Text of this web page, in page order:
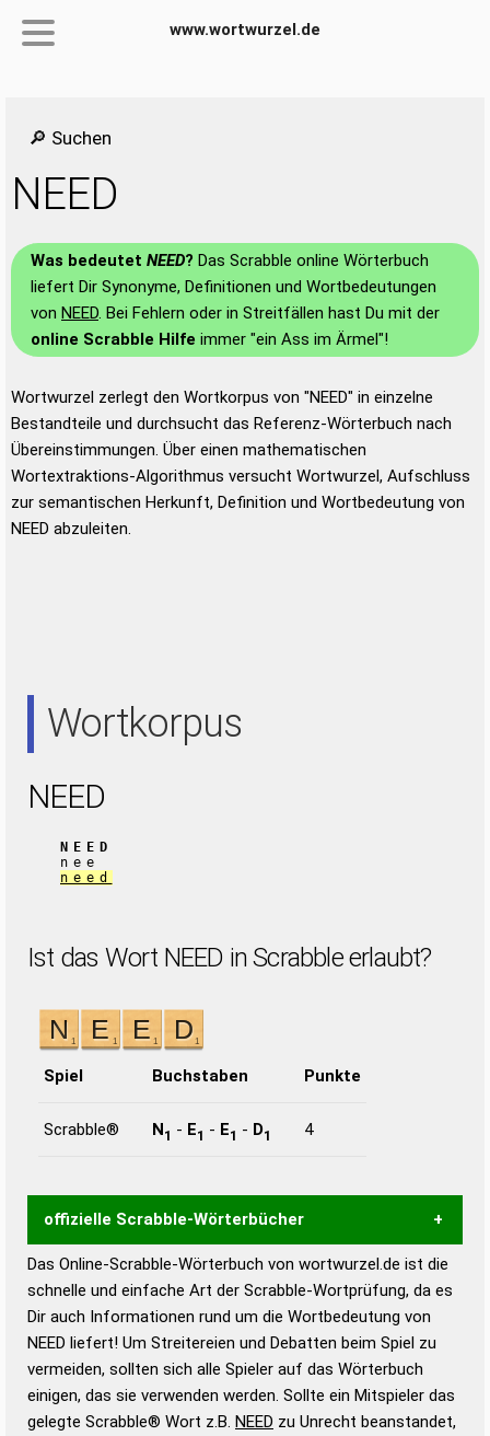
www.wortwurzel.de
🔎 Suchen
NEED
Was bedeutet NEED? Das Scrabble online Wörterbuch
liefert Dir Synonyme, Definitionen und Wortbedeutungen
von NEED. Bei Fehlern oder in Streitfällen hast Du mit der
online Scrabble Hilfe immer "ein Ass im Ärmel"!
Wortwurzel zerlegt den Wortkorpus von "NEED" in einzelne
Bestandteile und durchsucht das Referenz-Wörterbuch nach
Übereinstimmungen. Über einen mathematischen
Wortextraktions-Algorithmus versucht Wortwurzel, Aufschluss
zur semantischen Herkunft, Definition und Wortbedeutung von
NEED abzuleiten.
Wortkorpus
NEED
NEED
nee
need
Ist das Wort NEED in Scrabble erlaubt?
Spiel Buchstaben Punkte
Scrabble® N1 - E1 - E1 - D1 4
offizielle Scrabble-Wörterbücher
Wortwurzel liefert mit Hilfe eines semantischen
Wortanalyse-Algorithmus gute Anhaltspunkte zu
Wortbedeutung, Worttrennung und Wortform, um die
Gültigkeit eines Wortes für das Scrabble-Spiel zu
bestimmen!
zugelassene Turnier Scrabble-
Wörterbücher sind:
Das Online-Scrabble-Wörterbuch von wortwurzel.de ist die
schnelle und einfache Art der Scrabble-Wortprüfung, da es
Dir auch Informationen rund um die Wortbedeutung von
NEED liefert! Um Streitereien und Debatten beim Spiel zu
vermeiden, sollten sich alle Spieler auf das Wörterbuch
einigen, das sie verwenden werden. Sollte ein Mitspieler das
gelegte Scrabble® Wort z.B. NEED zu Unrecht beanstandet,